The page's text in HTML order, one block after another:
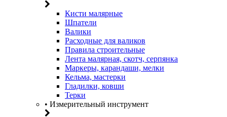
Кисти малярные
Шпатели
Валики
Расходные для валиков
Правила строительные
Лента малярная, скотч, серпянка
Маркеры, карандаши, мелки
Кельма, мастерки
Гладилки, ковши
Терки
• Измерительный инструмент